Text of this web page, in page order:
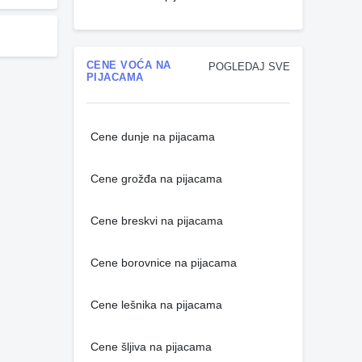
POGLEDAJ SVE
CENE VOĆA NA
PIJACAMA
Cene dunje na pijacama
Cene grožđa na pijacama
Cene breskvi na pijacama
Cene borovnice na pijacama
Cene lešnika na pijacama
Cene šljiva na pijacama